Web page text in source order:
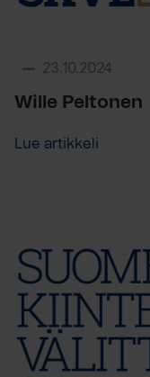
23.10.2024
Wille Peltonen
Lue artikkeli